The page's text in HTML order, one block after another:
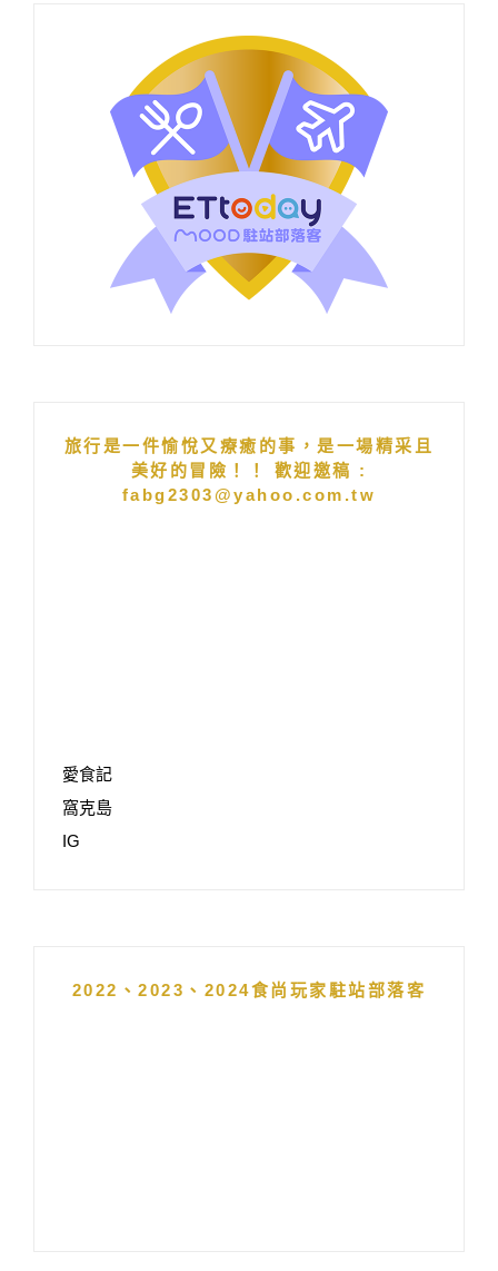
旅行是一件愉悅又療癒的事，是一場精采且
美好的冒險！！ 歡迎邀稿 :
fabg2303@yahoo.com.tw
愛食記
窩克島
IG
2022、2023、2024食尚玩家駐站部落客